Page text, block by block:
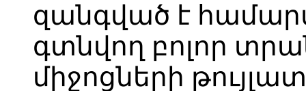
զանգված է
գտնվող բոլոր
միջոցների